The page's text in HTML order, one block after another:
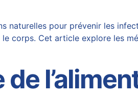
naturelles pour prévenir les
le corps. Cet article explore les